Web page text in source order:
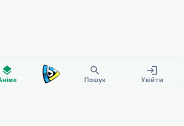
layers search
Пошук
login
Увійти